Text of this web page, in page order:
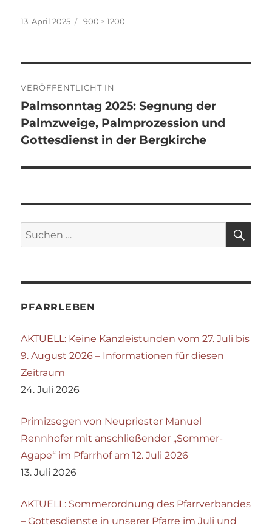
Veröffentlicht
13. April 2025 Originalgröße
900 × 1200
VERÖFFENTLICHT IN
Palmsonntag 2025: Segnung der
Palmzweige, Palmprozession und
Gottesdienst in der Bergkirche
Suchen
nach:
PFARRLEBEN
AKTUELL: Keine Kanzleistunden vom 27. Juli bis
9. August 2026 – Informationen für diesen
Zeitraum
24. Juli 2026
Primizsegen von Neupriester Manuel
Rennhofer mit anschließender „Sommer-
Agape“ im Pfarrhof am 12. Juli 2026
13. Juli 2026
AKTUELL: Sommerordnung des Pfarrverbandes
– Gottesdienste in unserer Pfarre im Juli und